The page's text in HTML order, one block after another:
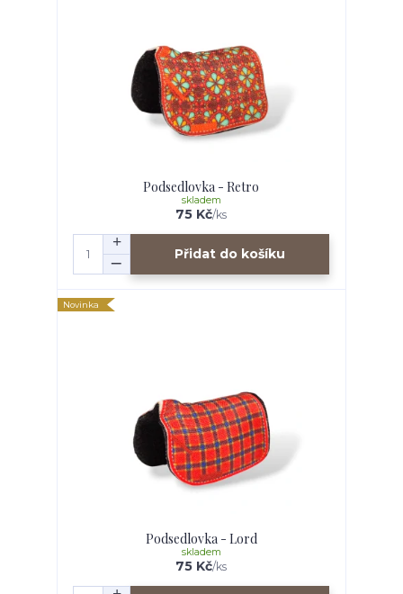
Podsedlovka - Retro
75 Kč/ks
skladem
Přidat do košíku
Novinka
Podsedlovka - Lord
75 Kč/ks
skladem